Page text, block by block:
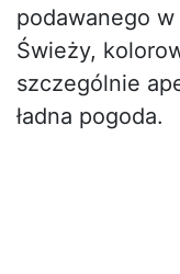
podawanego
Świeży,
szczególnie
ładna pogoda.